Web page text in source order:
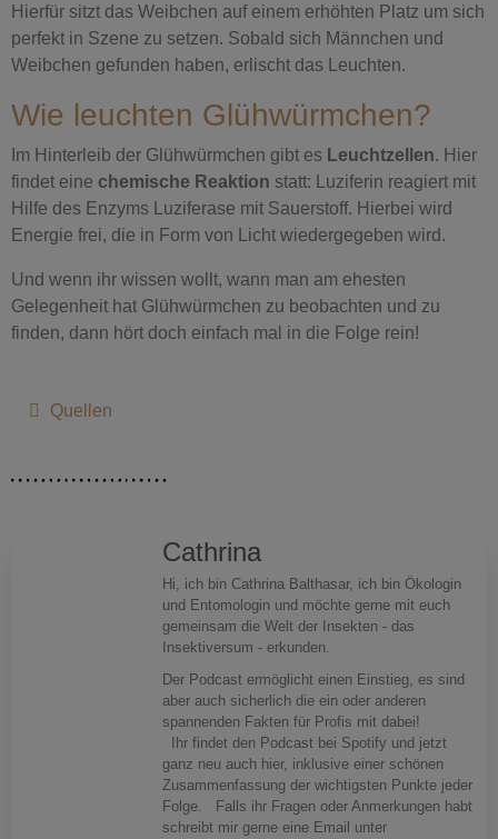
Hierfür sitzt das Weibchen auf einem erhöhten Platz um sich
perfekt in Szene zu setzen. Sobald sich Männchen und
Weibchen gefunden haben, erlischt das Leuchten.
Wie leuchten Glühwürmchen?
Im Hinterleib der Glühwürmchen gibt es Leuchtzellen. Hier
findet eine chemische Reaktion statt: Luziferin reagiert mit
Hilfe des Enzyms Luziferase mit Sauerstoff. Hierbei wird
Energie frei, die in Form von Licht wiedergegeben wird.
Und wenn ihr wissen wollt, wann man am ehesten
Gelegenheit hat Glühwürmchen zu beobachten und zu
finden, dann hört doch einfach mal in die Folge rein!
Quellen
Cathrina
Hi, ich bin Cathrina Balthasar, ich bin Ökologin
und Entomologin und möchte gerne mit euch
gemeinsam die Welt der Insekten - das
Insektiversum - erkunden.
Der Podcast ermöglicht einen Einstieg, es sind
aber auch sicherlich die ein oder anderen
spannenden Fakten für Profis mit dabei!
Ihr findet den Podcast bei Spotify und jetzt
ganz neu auch hier, inklusive einer schönen
Zusammenfassung der wichtigsten Punkte jeder
Folge. Falls ihr Fragen oder Anmerkungen habt
schreibt mir gerne eine Email unter